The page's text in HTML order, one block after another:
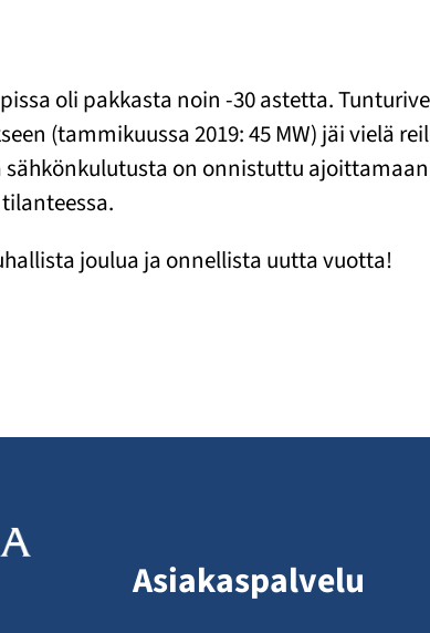
oli pakkasta noin -30 astetta.
(tammikuussa 2019: 45 MW) jäi
on onnistuttu
joulua ja onnellista uutta vuotta!
Asiakaspalvelu